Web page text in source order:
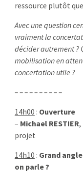
ressource plutôt
Avec une question
vraiment la
décider autrement ?
mobilisation en
concertation utile ?
– – – – – – – – – –
14h00 : Ouverture
– Michael RESTIER,
projet
14h10 : Grand
on parle ?